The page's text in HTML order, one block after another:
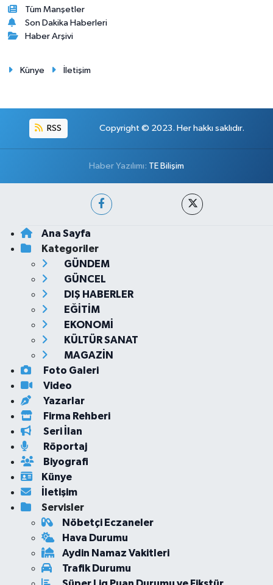
Tüm Manşetler
Son Dakika Haberleri
Haber Arşivi
Künye İletişim
RSS Copyright © 2023. Her hakkı saklıdır.
Haber Yazılımı: TE Bilişim
Ana Sayfa
Kategoriler
GÜNDEM
GÜNCEL
DIŞ HABERLER
EĞİTİM
EKONOMİ
KÜLTÜR SANAT
MAGAZİN
Foto Galeri
Video
Yazarlar
Firma Rehberi
Seri İlan
Röportaj
Biyografi
Künye
İletişim
Servisler
Nöbetçi Eczaneler
Hava Durumu
Aydin Namaz Vakitleri
Trafik Durumu